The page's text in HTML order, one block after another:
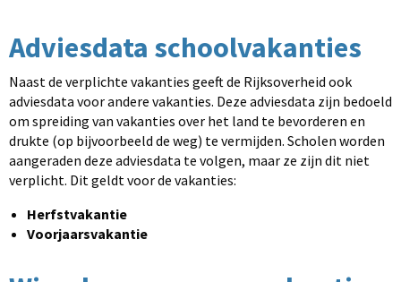
Adviesdata schoolvakanties
Naast de verplichte vakanties geeft de Rijksoverheid ook
adviesdata voor andere vakanties. Deze adviesdata zijn bedoeld
om spreiding van vakanties over het land te bevorderen en
drukte (op bijvoorbeeld de weg) te vermijden. Scholen worden
aangeraden deze adviesdata te volgen, maar ze zijn dit niet
verplicht. Dit geldt voor de vakanties:
Herfstvakantie
Voorjaarsvakantie